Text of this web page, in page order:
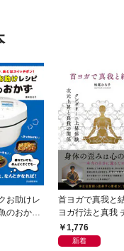
お助けレ
のおか
＆調味
スイッチ
首ヨガで真我と
ヨガ行法と真我
ラと真我の関係
リーニ上昇体験
1,776
新着